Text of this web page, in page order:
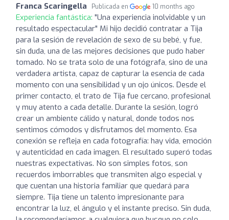
Franca Scaringella Publicada en 10 months ago
Experiencia fantástica: "Una experiencia inolvidable y un
resultado espectacular" Mi hijo decidió contratar a Tija
para la sesión de revelación de sexo de su bebé, y fue,
sin duda, una de las mejores decisiones que pudo haber
tomado. No se trata solo de una fotógrafa, sino de una
verdadera artista, capaz de capturar la esencia de cada
momento con una sensibilidad y un ojo únicos. Desde el
primer contacto, el trato de Tija fue cercano, profesional
y muy atento a cada detalle. Durante la sesión, logró
crear un ambiente cálido y natural, donde todos nos
sentimos cómodos y disfrutamos del momento. Esa
conexión se refleja en cada fotografía: hay vida, emoción
y autenticidad en cada imagen. El resultado superó todas
nuestras expectativas. No son simples fotos, son
recuerdos imborrables que transmiten algo especial y
que cuentan una historia familiar que quedará para
siempre. Tija tiene un talento impresionante para
encontrar la luz, el ángulo y el instante preciso. Sin duda,